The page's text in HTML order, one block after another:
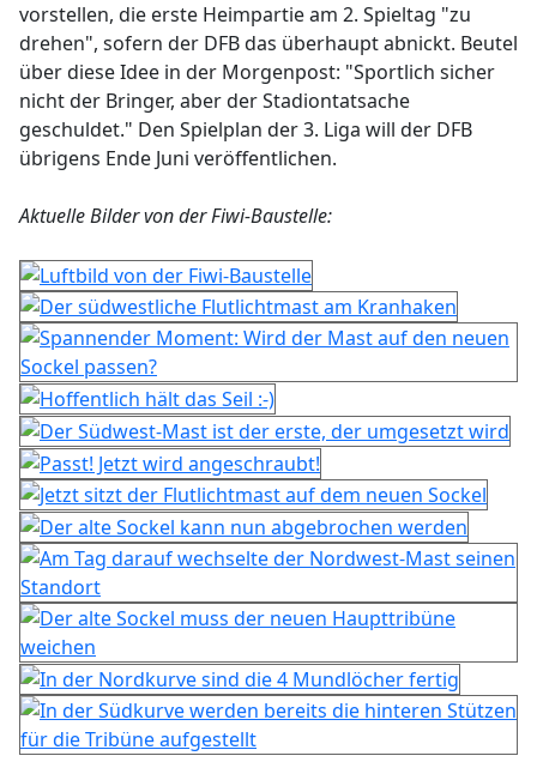
vorstellen, die erste Heimpartie am 2. Spieltag "zu
drehen", sofern der DFB das überhaupt abnickt. Beutel
über diese Idee in der Morgenpost: "Sportlich sicher
nicht der Bringer, aber der Stadiontatsache
geschuldet." Den Spielplan der 3. Liga will der DFB
übrigens Ende Juni veröffentlichen.
Aktuelle Bilder von der Fiwi-Baustelle: